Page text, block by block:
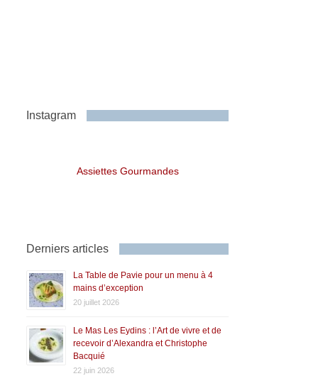
Instagram
Assiettes Gourmandes
Derniers articles
La Table de Pavie pour un menu à 4
mains d’exception
20 juillet 2026
Le Mas Les Eydins : l’Art de vivre et de
recevoir d’Alexandra et Christophe
Bacquié
22 juin 2026